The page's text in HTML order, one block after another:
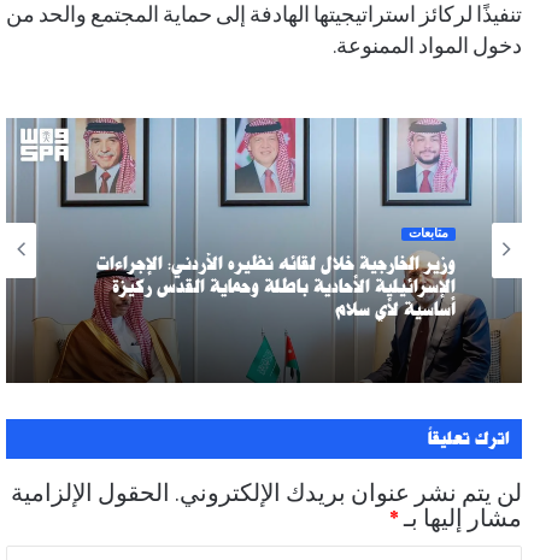
تنفيذًا لركائز استراتيجيتها الهادفة إلى حماية المجتمع والحد من
دخول المواد الممنوعة.
متابعات
وزير الخارجية خلال لقائه نظيره الأردني: الإجراءات
الإسرائيلية الأحادية باطلة وحماية القدس ركيزة
أساسية لأي سلام
اترك تعليقاً
لن يتم نشر عنوان بريدك الإلكتروني. الحقول الإلزامية
مشار إليها بـ*